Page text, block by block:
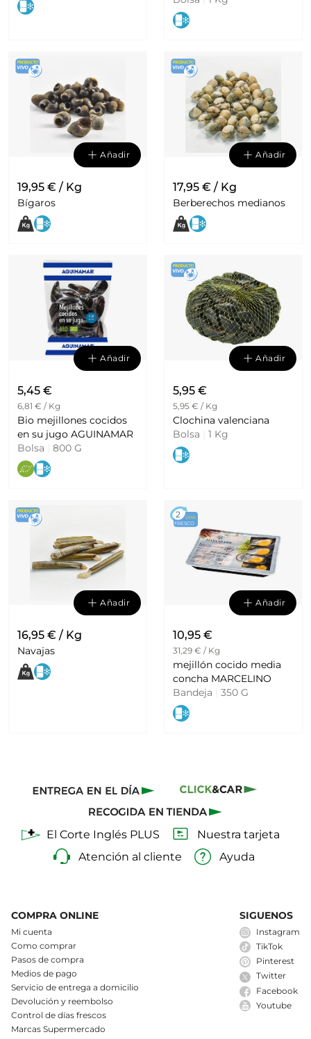
Añadir
19,95 € / Kg
Bígaros
Añadir
17,95 € / Kg
Berberechos medianos
Añadir
5,45 €
6,81 € / Kg
Bio mejillones cocidos
en su jugo AGUINAMAR
Bolsa
800 G
Añadir
5,95 €
5,95 € / Kg
Clochina valenciana
Bolsa
1 Kg
Añadir
16,95 € / Kg
Navajas
2 DÍAS
FRESCO
Añadir
10,95 €
31,29 € / Kg
mejillón cocido media
concha MARCELINO
Bandeja
350 G
El Corte Inglés PLUS
Nuestra tarjeta
Atención al cliente
Ayuda
COMPRA ONLINE
Mi cuenta
Como comprar
Pasos de compra
Medios de pago
Servicio de entrega a domicilio
Devolución y reembolso
Control de días frescos
Marcas Supermercado
SIGUENOS
Instagram
TikTok
Pinterest
Twitter
Facebook
Youtube